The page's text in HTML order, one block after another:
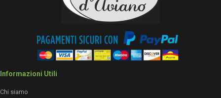
Informazioni Utili
Chi siamo